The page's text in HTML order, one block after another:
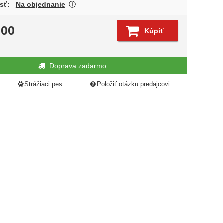
Na objednanie
Kúpiť
Doprava zadarmo
Strážiaci pes Položiť otázku predajcovi